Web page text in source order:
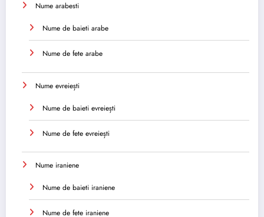
Nume arabesti
Nume de baieti arabe
Nume de fete arabe
Nume evreiești
Nume de baieti evreiești
Nume de fete evreiești
Nume iraniene
Nume de baieti iraniene
Nume de fete iraniene